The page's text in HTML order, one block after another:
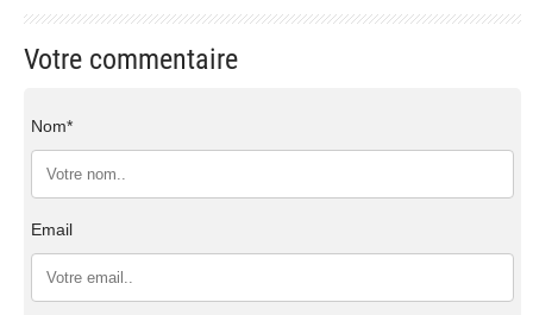
Votre commentaire
Nom*
Email